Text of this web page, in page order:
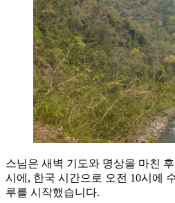
스님은 새벽 기도와 명상을 마친
시에, 한국 시간으로 오전 10시에
루를 시작했습니다.